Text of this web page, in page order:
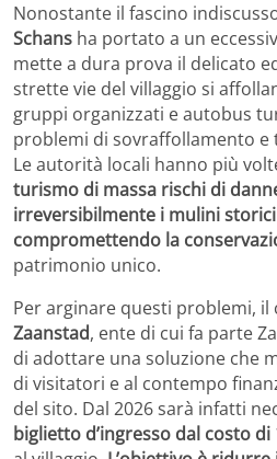
Nonostante il fascino
Schans ha portato a un
mette a dura prova il delicato
strette vie del villaggio si
gruppi organizzati e autobus
problemi di sovraffollamento e
Le autorità locali hanno più
turismo di massa rischi di
irreversibilmente i mulini
compromettendo la
patrimonio unico.
Per arginare questi problemi, il
Zaanstad, ente di cui fa parte
di adottare una soluzione che
di visitatori e al contempo
del sito. Dal 2026 sarà infatti
biglietto d’ingresso dal costo di